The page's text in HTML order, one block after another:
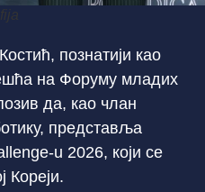
познатији као
на Форуму младих
да, као члан
представља
u 2026, који се
Кореји.